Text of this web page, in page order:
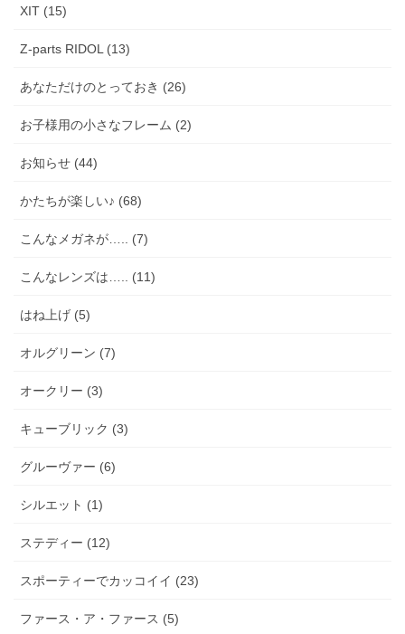
XIT (15)
Z-parts RIDOL (13)
あなただけのとっておき (26)
お子様用の小さなフレーム (2)
お知らせ (44)
かたちが楽しい♪ (68)
こんなメガネが….. (7)
こんなレンズは….. (11)
はね上げ (5)
オルグリーン (7)
オークリー (3)
キューブリック (3)
グルーヴァー (6)
シルエット (1)
ステディー (12)
スポーティーでカッコイイ (23)
ファース・ア・ファース (5)